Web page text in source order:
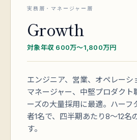
実務層・マネージャー層
Growth
対象年収 600万〜1,800万円
エンジニア、営業、オペレーシ
マネージャー、中堅プロダクト
ーズの大量採用に最適。ハーフ
者1名で、四半期あたり8〜12名
す。